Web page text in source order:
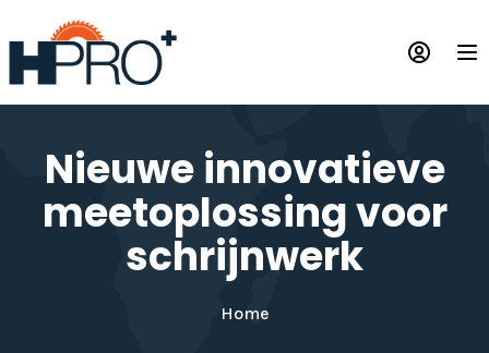
en
naar
de
Nieuwe innovatieve
meetoplossing voor
schrijnwerk
Home